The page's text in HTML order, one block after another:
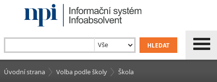
Úvodní strana Volba podle školy Škola